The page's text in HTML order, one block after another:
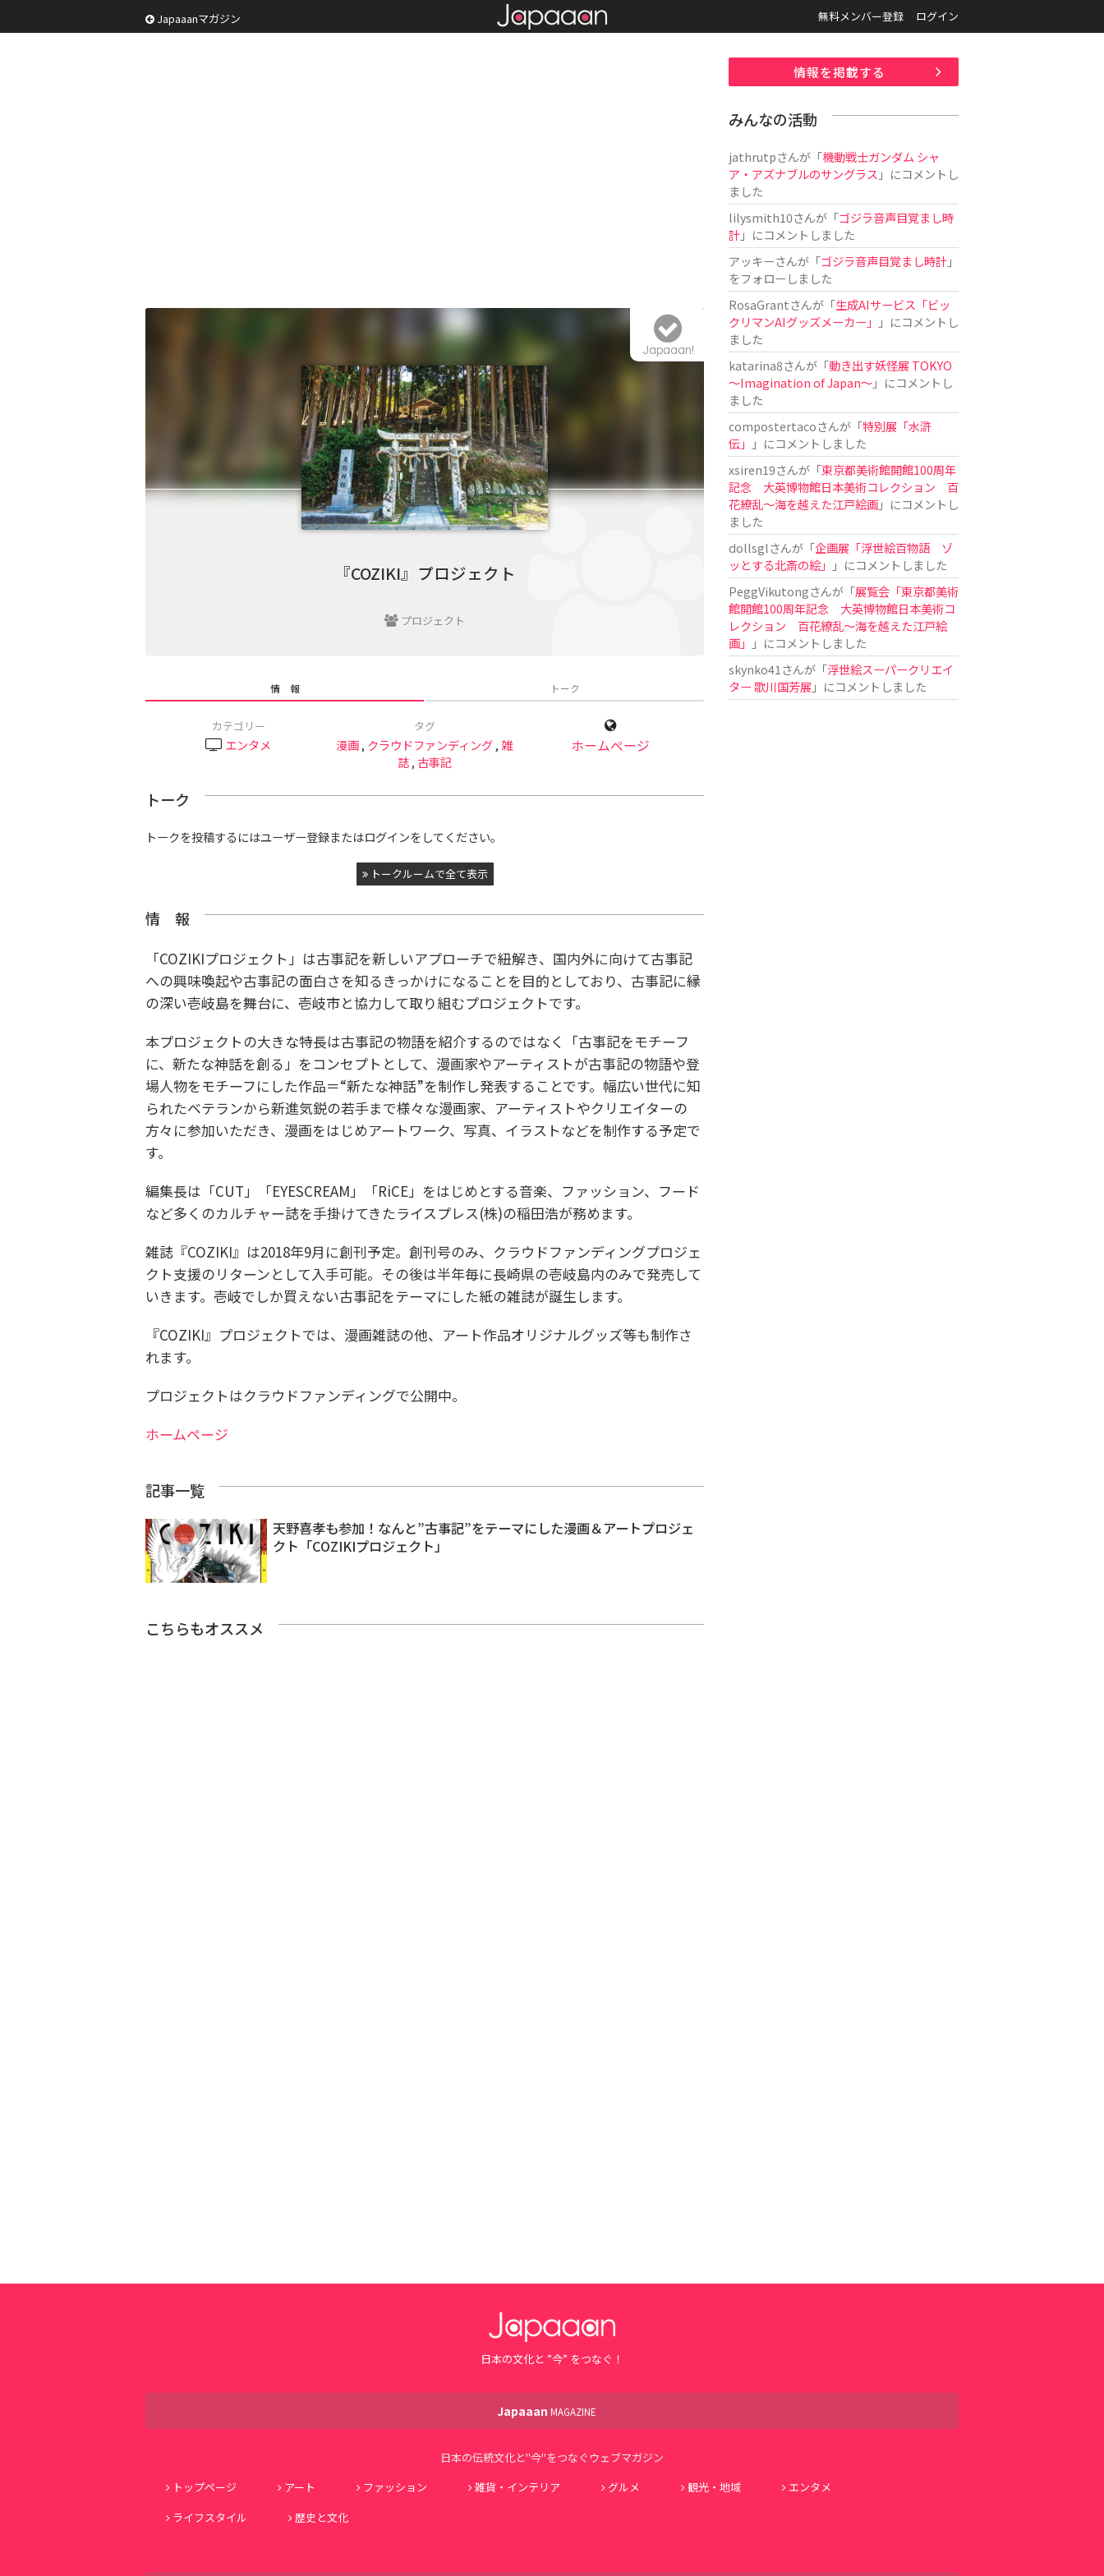
Japaaanマガジン 無料メンバー登録 ログイン
『COZIKI』プロジェクト
プロジェクト
Japaaan!
情 報 トーク
カテゴリー
エンタメ
タグ
漫画, クラウドファンディング, 雑
誌, 古事記
ホームページ
トーク
トークを投稿するにはユーザー登録またはログインをしてください。
トークルームで全て表示
情 報
「COZIKIプロジェクト」は古事記を新しいアプローチで紐解き、国内外に向けて古事記
への興味喚起や古事記の面白さを知るきっかけになることを目的としており、古事記に縁
の深い壱岐島を舞台に、壱岐市と協力して取り組むプロジェクトです。
本プロジェクトの大きな特長は古事記の物語を紹介するのではなく「古事記をモチーフ
に、新たな神話を創る」をコンセプトとして、漫画家やアーティストが古事記の物語や登
場人物をモチーフにした作品＝“新たな神話”を制作し発表することです。幅広い世代に知
られたベテランから新進気鋭の若手まで様々な漫画家、アーティストやクリエイターの
方々に参加いただき、漫画をはじめアートワーク、写真、イラストなどを制作する予定で
す。
編集長は「CUT」「EYESCREAM」「RiCE」をはじめとする音楽、ファッション、フード
など多くのカルチャー誌を手掛けてきたライスプレス(株)の稲田浩が務めます。
雑誌『COZIKI』は2018年9月に創刊予定。創刊号のみ、クラウドファンディングプロジェ
クト支援のリターンとして入手可能。その後は半年毎に長崎県の壱岐島内のみで発売して
いきます。壱岐でしか買えない古事記をテーマにした紙の雑誌が誕生します。
『COZIKI』プロジェクトでは、漫画雑誌の他、アート作品オリジナルグッズ等も制作さ
れます。
プロジェクトはクラウドファンディングで公開中。
ホームページ
記事一覧
天野喜孝も参加！なんと”古事記”をテーマにした漫画＆アートプロジェ
クト「COZIKIプロジェクト」
こちらもオススメ
情報を掲載する
みんなの活動
jathrutpさんが「機動戦士ガンダム シャ
ア・アズナブルのサングラス 」にコメントし
ました
lilysmith10さんが「ゴジラ音声目覚まし時
計」にコメントしました
アッキーさんが「ゴジラ音声目覚まし時計」
をフォローしました
RosaGrantさんが「生成AIサービス「ビッ
クリマンAIグッズメーカー」
」にコメントし
ました
katarina8さんが「動き出す妖怪展 TOKYO
〜Imagination of Japan〜」にコメントし
ました
compostertacoさんが「特別展「水滸
伝」
」にコメントしました
xsiren19さんが「東京都美術館開館100周年
記念 大英博物館日本美術コレクション 百
花繚乱～海を越えた江戸絵画」にコメントし
ました
dollsglさんが「企画展「浮世絵百物語 ゾ
ッとする北斎の絵」
」にコメントしました
PeggVikutongさんが「展覧会「東京都美術
館開館100周年記念 大英博物館日本美術コ
レクション 百花繚乱〜海を越えた江戸絵
画」
」にコメントしました
skynko41 さんが「浮世絵スーパークリエイ
ター 歌川国芳展 」にコメントしました
日本の文化と ”今” をつなぐ！
Japaaan MAGAZINE
日本の伝統文化と"今"をつなぐウェブマガジン
トップページ
アート ファッション 雑貨・インテリア グルメ 観光・地域
エンタメ
ライフスタイル
歴史と文化